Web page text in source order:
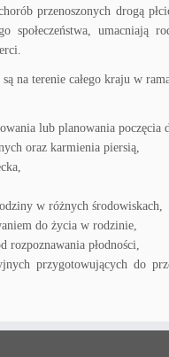
przenoszonych drogą
społeczeństwa,
na terenie całego kraju w
lub planowania poczęcia
oraz karmienia piersią,
w różnych środowiskach,
do życia w rodzinie,
rozpoznawania płodności,
przygotowujących do